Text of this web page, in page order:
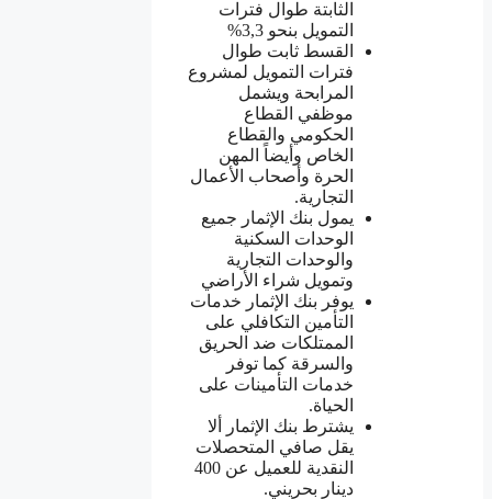
الثابتة طوال فترات
التمويل بنحو 3,3%
القسط ثابت طوال
فترات التمويل لمشروع
المرابحة ويشمل
موظفي القطاع
الحكومي والقطاع
الخاص وأيضاً المهن
الحرة وأصحاب الأعمال
التجارية.
يمول بنك الإثمار جميع
الوحدات السكنية
والوحدات التجارية
وتمويل شراء الأراضي
يوفر بنك الإثمار خدمات
التأمين التكافلي على
الممتلكات ضد الحريق
والسرقة كما توفر
خدمات التأمينات على
الحياة.
يشترط بنك الإثمار ألا
يقل صافي المتحصلات
النقدية للعميل عن 400
دينار بحريني.